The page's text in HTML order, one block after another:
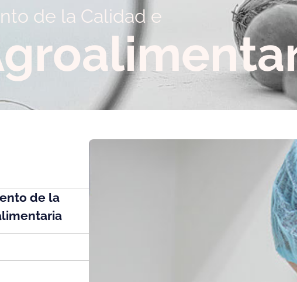
de la Calidad e
de la